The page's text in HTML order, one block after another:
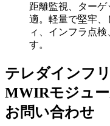
距離監視、ター
適。軽量で堅牢
ィ、インフラ点
す。
テレダインフ
MWIRモジュ
お問い合わせ